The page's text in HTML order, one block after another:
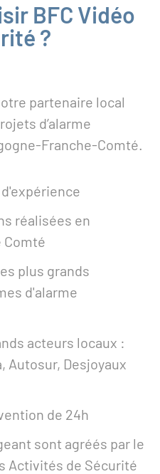
BFC Vidéo
?
partenaire local
d’alarme
Franche-Comté.
réalisées en
Comté
plus grands
d'alarme
acteurs locaux :
Autosur, Desjoyaux
de 24h
sont agréés par le
Activités de Sécurité